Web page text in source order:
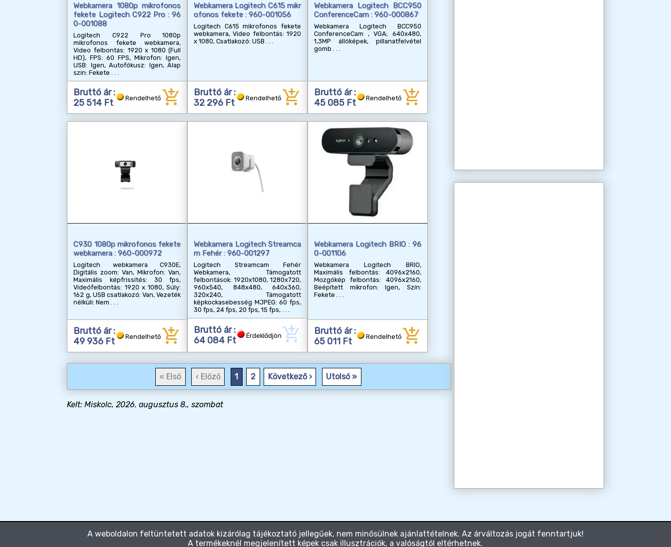
Webkamera 1080p mikrofonos
fekete Logitech C922 Pro : 96
0-001088
Logitech C922 Pro 1080p
mikrofonos fekete webkamera,
Video felbontás: 1920 x 1080 (Full
HD), FPS: 60 FPS, Mikrofon: Igen,
USB: Igen, Autofókusz: Igen, Alap
szín: Fekete
Bruttó ár :
25 514 Ft
Rendelhető add_shopping_cart
Webkamera Logitech C615 mikr
ofonos fekete : 960-001056
Logitech C615 mikrofonos fekete
webkamera, Video felbontás: 1920
x 1080, Csatlakozó: USB
Bruttó ár :
32 296 Ft
Rendelhető add_shopping_cart
Webkamera Logitech BCC950
ConferenceCam : 960-000867
Webkamera Logitech BCC950
ConferenceCam , VGA; 640x480,
1,3MP állóképek, pillanatfelvétel
gomb
Bruttó ár :
45 085 Ft
Rendelhető add_shopping_cart
C930 1080p mikrofonos fekete
webkamera : 960-000972
Logitech webkamera C930E,
Digitális zoom: Van, Mikrofon: Van,
Maximális képfrissítés: 30 fps,
Videófelbontás: 1920 x 1080, Súly:
162 g, USB csatlakozó: Van, Vezeték
nélküli: Nem
Bruttó ár :
49 936 Ft
Rendelhető add_shopping_cart
Webkamera Logitech Streamca
m Fehér : 960-001297
Logitech Streamcam Fehér
Webkamera, Támogatott
felbontások: 1920x1080, 1280x720,
960x540, 848x480, 640x360,
320x240, Támogatott
képkockasebesség MJPEG: 60 fps,
30 fps, 24 fps, 20 fps, 15 fps,
Bruttó ár :
64 084 Ft
Érdeklődjön add_shopping_cart
Webkamera Logitech BRIO : 96
0-001106
Webkamera Logitech BRIO,
Maximális felbontás: 4096x2160,
Mozgókép felbontás: 4096x2160,
Beépített mikrofon: Igen, Szín:
Fekete
Bruttó ár :
65 011 Ft
Rendelhető add_shopping_cart
« Első ‹ Előző 1 2 Következő › Utolsó »
Kelt: Miskolc, 2026. augusztus 8., szombat
A weboldalon feltüntetett adatok kizárólag tájékoztató jellegűek, nem minősülnek ajánlattételnek. Az árváltozás jogát fenntartjuk!
A termékeknél megjelenített képek csak illusztrációk, a valóságtól eltérhetnek.